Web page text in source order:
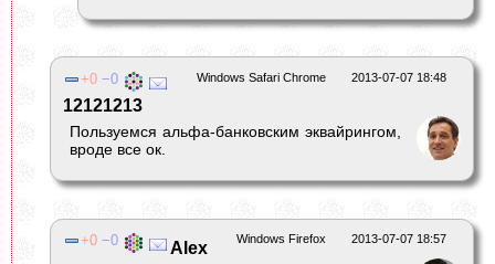
2013-07-07 18:48
Windows Safari Chrome
0 0
12121213
Пользуемся альфа-банковским эквайрингом,
вроде все ок.
2013-07-07 18:57
Windows Firefox
0 0 Alex